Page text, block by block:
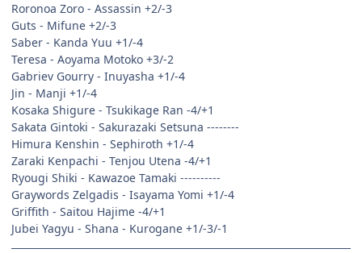
Roronoa Zoro - Assassin +2/-3
Guts - Mifune +2/-3
Saber - Kanda Yuu +1/-4
Teresa - Aoyama Motoko +3/-2
Gabriev Gourry - Inuyasha +1/-4
Jin - Manji +1/-4
Kosaka Shigure - Tsukikage Ran -4/+1
Sakata Gintoki - Sakurazaki Setsuna --------
Himura Kenshin - Sephiroth +1/-4
Zaraki Kenpachi - Tenjou Utena -4/+1
Ryougi Shiki - Kawazoe Tamaki ----------
Graywords Zelgadis - Isayama Yomi +1/-4
Griffith - Saitou Hajime -4/+1
Jubei Yagyu - Shana - Kurogane +1/-3/-1